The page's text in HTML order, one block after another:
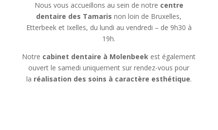
Nous vous accueillons au sein de notre centre
dentaire des Tamaris non loin de Bruxelles,
Etterbeek et Ixelles, du lundi au vendredi – de 9h30 à
19h.
Notre cabinet dentaire à Molenbeek est également
ouvert le samedi uniquement sur rendez-vous pour
la réalisation des soins à caractère esthétique.